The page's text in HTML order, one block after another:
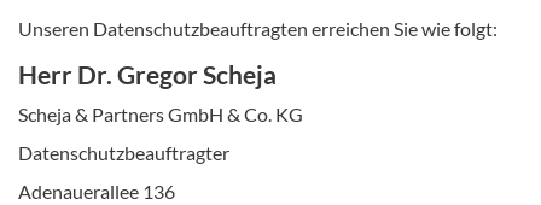
Unseren Datenschutzbeauftragten erreichen Sie wie folgt:
Herr Dr. Gregor Scheja
Scheja & Partners GmbH & Co. KG
Datenschutzbeauftragter
Adenauerallee 136